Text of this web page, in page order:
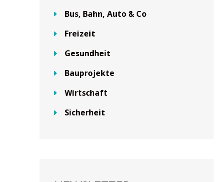
Bus, Bahn, Auto & Co
Freizeit
Gesundheit
Bauprojekte
Wirtschaft
Sicherheit